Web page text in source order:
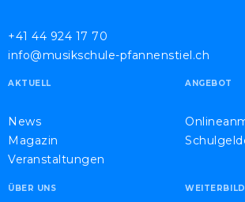
+41 44 924 17 70
info@musikschule-pfannenstiel.ch
AKTUELL
News
Magazin
Veranstaltungen
ANGEBOT
ÜBER UNS